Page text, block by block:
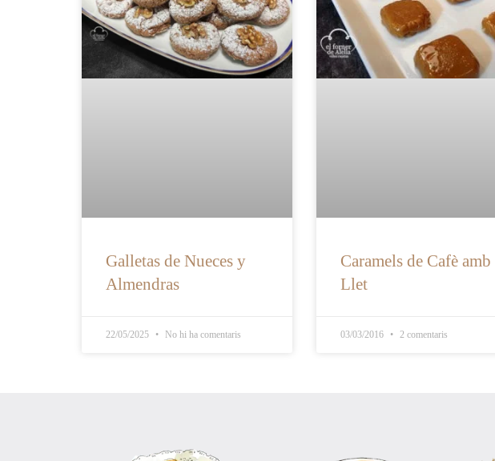
Galletas de Nueces y
Almendras
22/05/2025 No hi ha comentaris
Caramels de Cafè amb
Llet
03/03/2016 2 comentaris